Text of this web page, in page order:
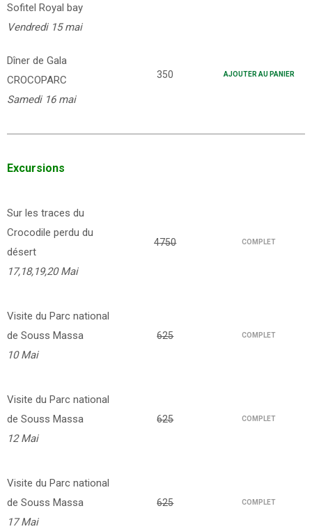
Sofitel Royal bay
Vendredi 15 mai
Dîner de Gala
CROCOPARC
Samedi 16 mai
350 AJOUTER AU PANIER
Excursions
Sur les traces du
Crocodile perdu du
désert
17,18,19,20 Mai
4750 COMPLET
Visite du Parc national
de Souss Massa
10 Mai
625 COMPLET
Visite du Parc national
de Souss Massa
12 Mai
625 COMPLET
Visite du Parc national
de Souss Massa
17 Mai
625 COMPLET